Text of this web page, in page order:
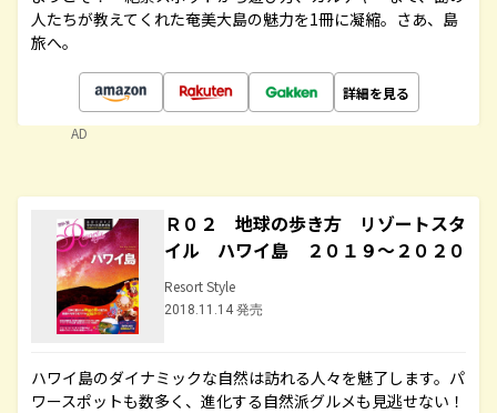
人たちが教えてくれた奄美大島の魅力を1冊に凝縮。さあ、島
旅へ。
詳細を見る
AD
Ｒ０２ 地球の歩き方 リゾートスタ
イル ハワイ島 ２０１９～２０２０
Resort Style
2018.11.14 発売
ハワイ島のダイナミックな自然は訪れる人々を魅了します。パ
ワースポットも数多く、進化する自然派グルメも見逃せない！